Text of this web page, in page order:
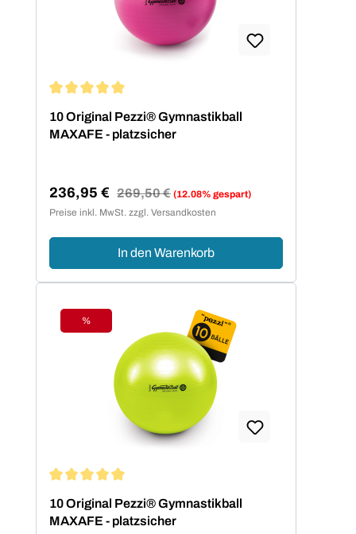
10 Original Pezzi® Gymnastikball
MAXAFE - platzsicher
Verkaufspreis:
236,95 € Regulärer Preis:
269,50 € (12.08% gespart)
Preise inkl. MwSt. zzgl. Versandkosten
In den Warenkorb
Rabatt
%
10 Original Pezzi® Gymnastikball
MAXAFE - platzsicher